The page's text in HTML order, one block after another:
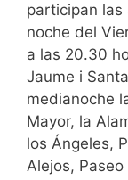
participan las
noche del
a las 20.30
Jaume i
medianoche
Mayor, la
los Ángeles,
Alejos,